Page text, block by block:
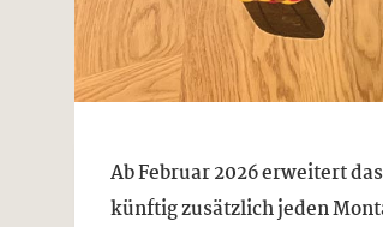
Ab Februar 2026 erweitert
künftig zusätzlich jeden